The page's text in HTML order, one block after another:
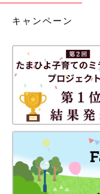
キャンペーン